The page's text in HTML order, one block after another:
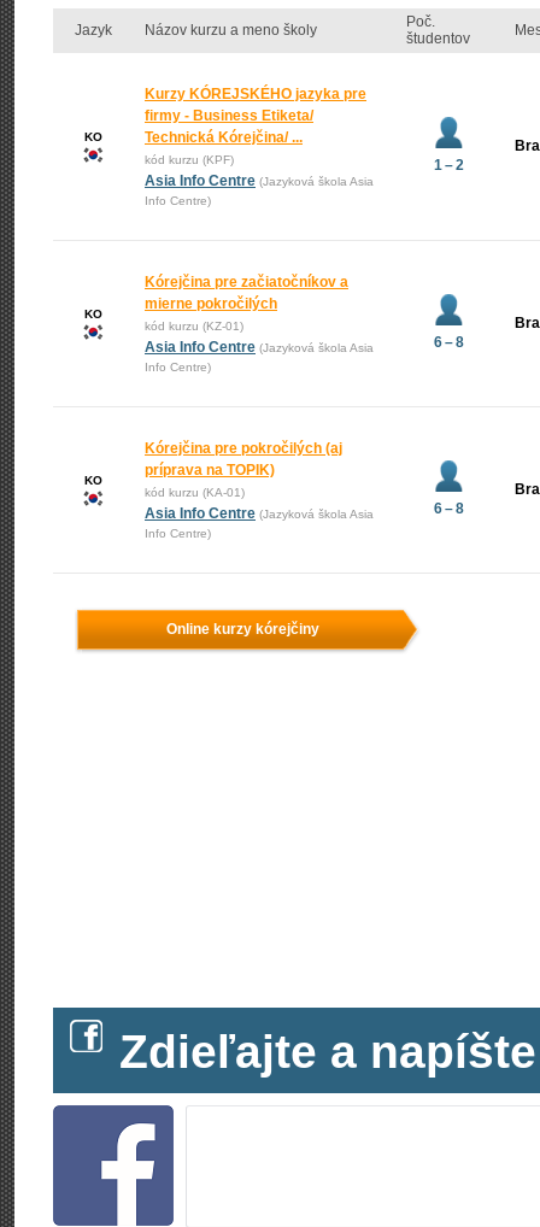
Jazyk Názov kurzu a meno školy
Poč.
študentov
KO
Kurzy KÓREJSKÉHO jazyka pre
firmy - Business Etiketa/
Technická Kórejčina/ ...
kód kurzu (KPF)
Asia Info Centre (Jazyková škola Asia
Info Centre)
1 – 2
KO
Kórejčina pre začiatočníkov a
mierne pokročilých
kód kurzu (KZ-01)
Asia Info Centre (Jazyková škola Asia
Info Centre)
6 – 8
KO
Kórejčina pre pokročilých (aj
príprava na TOPIK)
kód kurzu (KA-01)
Asia Info Centre (Jazyková škola Asia
Info Centre)
6 – 8
Online kurzy kórejčiny
Zdieľajte a